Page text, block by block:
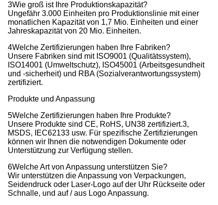
3Wie groß ist Ihre Produktionskapazität?
Ungefähr 3.000 Einheiten pro Produktionslinie mit einer
monatlichen Kapazität von 1,7 Mio. Einheiten und einer
Jahreskapazität von 20 Mio. Einheiten.
4Welche Zertifizierungen haben Ihre Fabriken?
Unsere Fabriken sind mit ISO9001 (Qualitätssystem),
ISO14001 (Umweltschutz), ISO45001 (Arbeitsgesundheit
und -sicherheit) und RBA (Sozialverantwortungssystem)
zertifiziert.
Produkte und Anpassung
5Welche Zertifizierungen haben Ihre Produkte?
Unsere Produkte sind CE, RoHS, UN38 zertifiziert.3,
MSDS, IEC62133 usw. Für spezifische Zertifizierungen
können wir Ihnen die notwendigen Dokumente oder
Unterstützung zur Verfügung stellen.
6Welche Art von Anpassung unterstützen Sie?
Wir unterstützen die Anpassung von Verpackungen,
Seidendruck oder Laser-Logo auf der Uhr Rückseite oder
Schnalle, und auf / aus Logo Anpassung.